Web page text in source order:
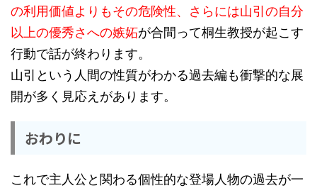
の利用価値よりもその危険性、さらには山引の自分
以上の優秀さへの嫉妬が合間って桐生教授が起こす
行動で話が終わります。
山引という人間の性質がわかる過去編も衝撃的な展
開が多く見応えがあります。
おわりに
これで主人公と関わる個性的な登場人物の過去が一